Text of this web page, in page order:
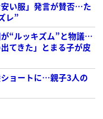
い服」発言が賛否…た
レ”
が“ルッキズム”と物議…
てきた」とまる子が皮
ョートに…親子3人の